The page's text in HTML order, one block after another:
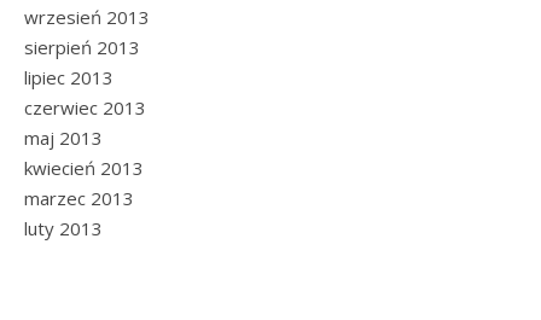
wrzesień 2013
sierpień 2013
lipiec 2013
czerwiec 2013
maj 2013
kwiecień 2013
marzec 2013
luty 2013